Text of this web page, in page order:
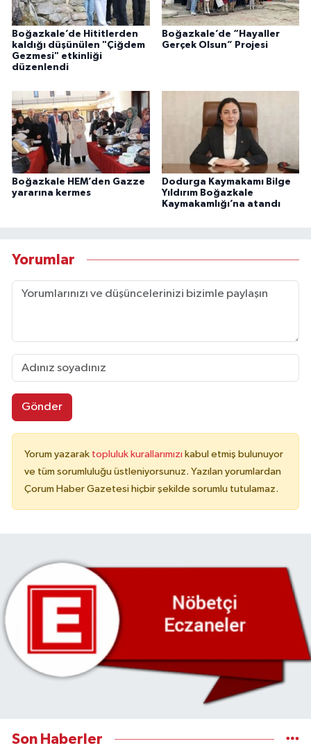
Boğazkale’de Hititlerden
kaldığı düşünülen "Çiğdem
Gezmesi" etkinliği
düzenlendi
Boğazkale’de “Hayaller
Gerçek Olsun” Projesi
Boğazkale HEM’den Gazze
yararına kermes
Dodurga Kaymakamı Bilge
Yıldırım Boğazkale
Kaymakamlığı’na atandı
Yorumlar
Gönder
Yorum yazarak topluluk kurallarımızı kabul etmiş bulunuyor
ve tüm sorumluluğu üstleniyorsunuz. Yazılan yorumlardan
Çorum Haber Gazetesi hiçbir şekilde sorumlu tutulamaz.
Son Haberler